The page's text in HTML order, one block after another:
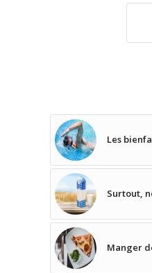
Les
Surtout,
Manger